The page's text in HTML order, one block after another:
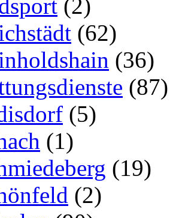
(2)
(62)
(36)
(87)
(5)
(1)
(19)
(2)